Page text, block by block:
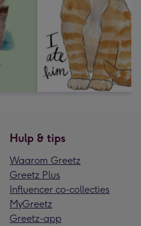
Hulp & tips
Waarom Greetz
Greetz Plus
Influencer co-collecties
MyGreetz
Greetz-app